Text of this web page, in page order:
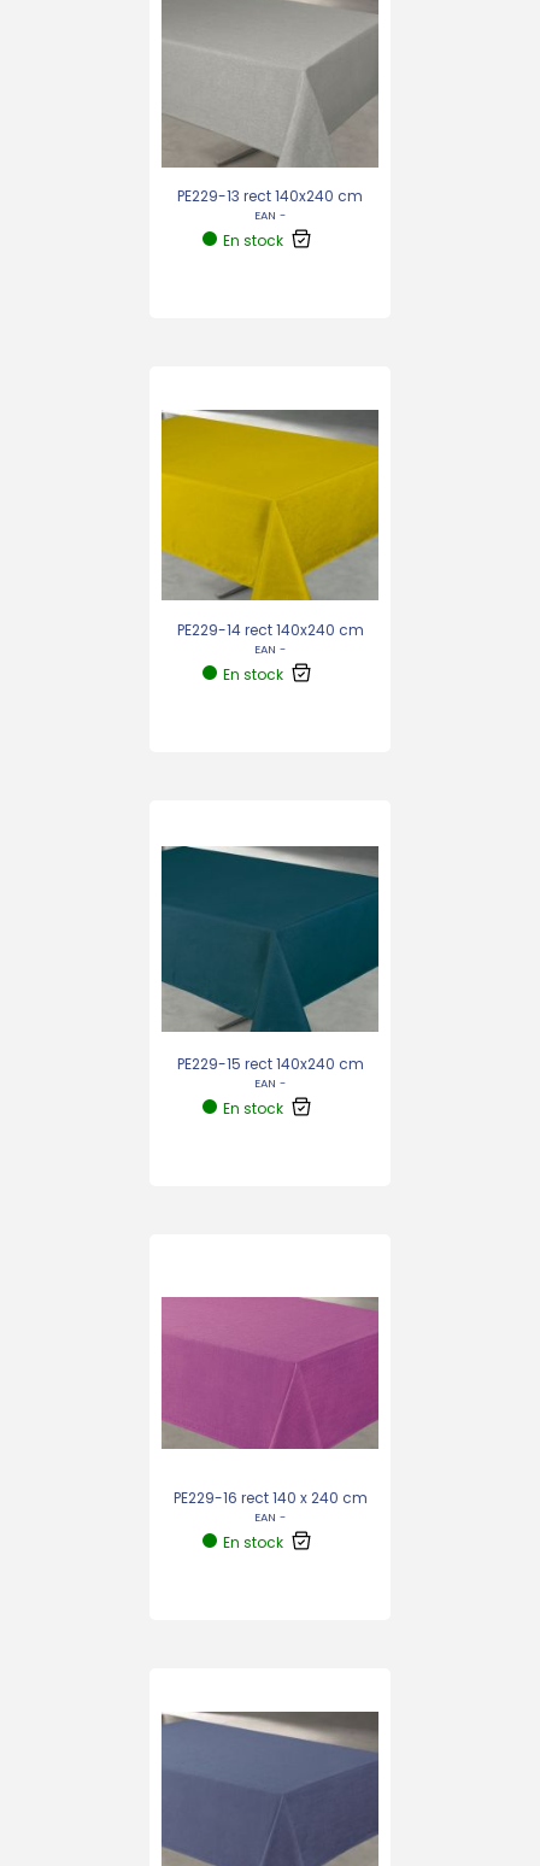
PE229-13 rect 140x240 cm
EAN -
En stock
PE229-14 rect 140x240 cm
EAN -
En stock
PE229-15 rect 140x240 cm
EAN -
En stock
PE229-16 rect 140 x 240 cm
EAN -
En stock